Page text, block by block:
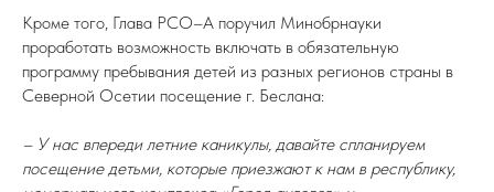
Кроме того, Глава РСО–А поручил Минобрнауки
проработать возможность включать в обязательную
программу пребывания детей из разных регионов страны в
Северной Осетии посещение г. Беслана:
– У нас впереди летние каникулы, давайте спланируем
посещение детьми, которые приезжают к нам в республику,